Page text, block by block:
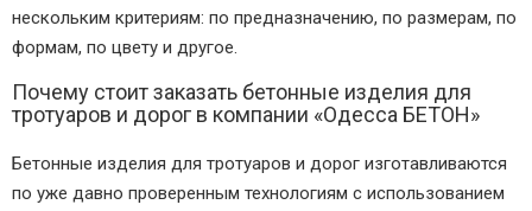
нескольким критериям: по предназначению, по размерам, по
формам, по цвету и другое.
Почему стоит заказать бетонные изделия для
тротуаров и дорог в компании «Одесса БЕТОН»
Бетонные изделия для тротуаров и дорог изготавливаются
по уже давно проверенным технологиям с использованием